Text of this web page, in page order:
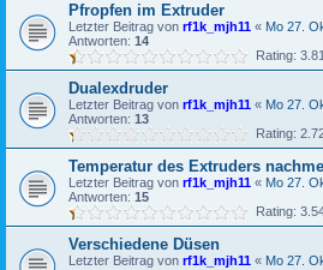
Pfropfen im Extruder
Letzter Beitrag von rf1k_mjh11 « Mo 27.
Antworten: 14
Rating:
Dualexdruder
Letzter Beitrag von rf1k_mjh11 « Mo 27.
Antworten: 13
Rating:
Temperatur des Extruders
Letzter Beitrag von rf1k_mjh11 « Mo 27.
Antworten: 15
Rating:
Verschiedene Düsen
Letzter Beitrag von rf1k_mjh11 « Mo 27.